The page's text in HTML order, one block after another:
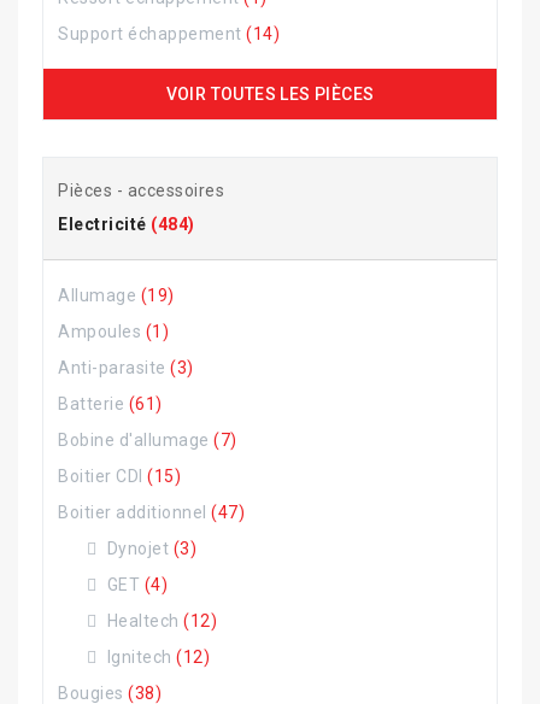
Support échappement (14)
VOIR TOUTES LES PIÈCES
Pièces - accessoires
Electricité (484)
Allumage (19)
Ampoules (1)
Anti-parasite (3)
Batterie (61)
Bobine d'allumage (7)
Boitier CDI (15)
Boitier additionnel (47)
Dynojet (3)
GET (4)
Healtech (12)
Ignitech (12)
Bougies (38)